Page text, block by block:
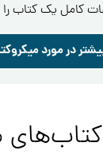
کامل یک کتاب را
در مورد